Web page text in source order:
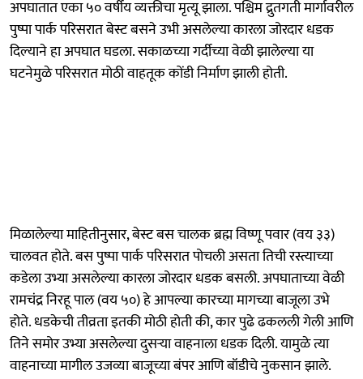
अपघातात एका ५० वर्षीय व्यक्तीचा मृत्यू झाला. पश्चिम द्रुतगती मार्गावरील
पुष्पा पार्क परिसरात बेस्ट बसने उभी असलेल्या कारला जोरदार धडक
दिल्याने हा अपघात घडला. सकाळच्या गर्दीच्या वेळी झालेल्या या
घटनेमुळे परिसरात मोठी वाहतूक कोंडी निर्माण झाली होती.
मिळालेल्या माहितीनुसार, बेस्ट बस चालक ब्रह्म विष्णू पवार (वय ३३)
चालवत होते. बस पुष्पा पार्क परिसरात पोचली असता तिची रस्त्याच्या
कडेला उभ्या असलेल्या कारला जोरदार धडक बसली. अपघाताच्या वेळी
रामचंद्र निरहू पाल (वय ५०) हे आपल्या कारच्या मागच्या बाजूला उभे
होते. धडकेची तीव्रता इतकी मोठी होती की, कार पुढे ढकलली गेली आणि
तिने समोर उभ्या असलेल्या दुसऱ्या वाहनाला धडक दिली. यामुळे त्या
वाहनाच्या मागील उजव्या बाजूच्या बंपर आणि बॉडीचे नुकसान झाले.